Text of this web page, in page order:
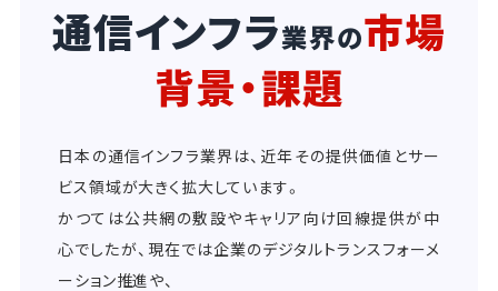
通信インフラ業界の市場
背景・課題
日本の通信インフラ業界は、近年その提供価値とサー
ビス領域が大きく拡大しています。
かつては公共網の敷設やキャリア向け回線提供が中
心でしたが、現在では企業のデジタルトランスフォーメ
ーション推進や、